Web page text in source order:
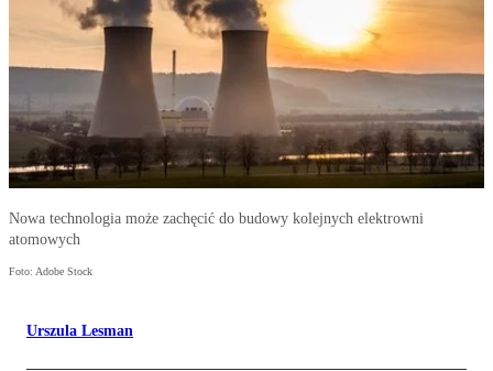
Nowa technologia może zachęcić do budowy kolejnych elektrowni
atomowych
Foto: Adobe Stock
Urszula Lesman